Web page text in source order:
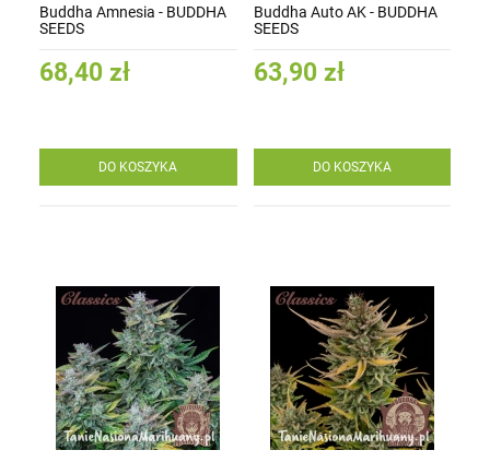
Buddha Amnesia - BUDDHA
SEEDS
68,40 zł
DO KOSZYKA
Buddha Auto AK - BUDDHA
SEEDS
63,90 zł
DO KOSZYKA